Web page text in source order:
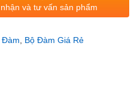
và tư vấn sản phẩm
Đàm Bộ Đàm Giá Rẻ